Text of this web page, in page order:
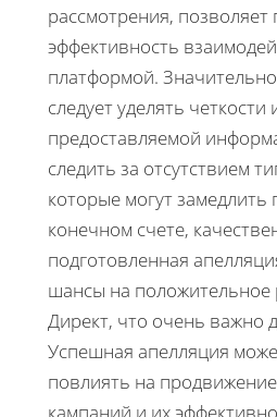
рассмотрения, позволяет
эффективность
платформой.
следует уделять четкости
предоставляемой
следить за отсутствием
которые могут замедлить
конечном счете,
подготовленная
шансы на положительное
Директ, что очень важно
Успешная апелляция
повлиять на